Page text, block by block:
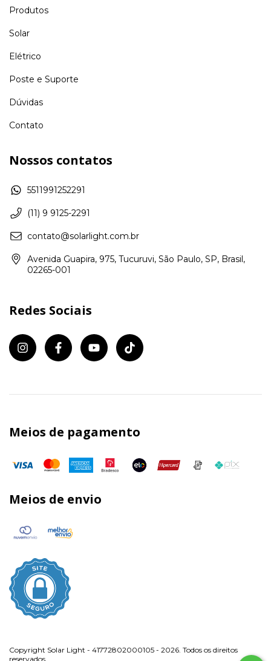
Produtos
Solar
Elétrico
Poste e Suporte
Dúvidas
Contato
Nossos contatos
5511991252291
(11) 9 9125-2291
contato@solarlight.com.br
Avenida Guapira, 975, Tucuruvi, São Paulo, SP, Brasil,
02265-001
Redes Sociais
Meios de pagamento
Meios de envio
Copyright Solar Light - 41772802000105 - 2026. Todos os direitos
reservados.